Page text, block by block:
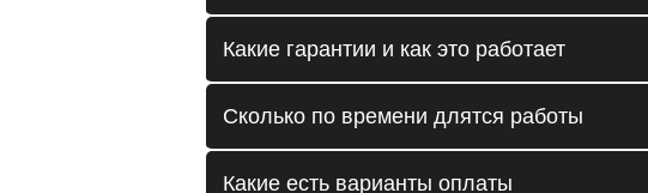
Какие гарантии и как это работает
Сколько по времени длятся работы
Какие есть варианты оплаты